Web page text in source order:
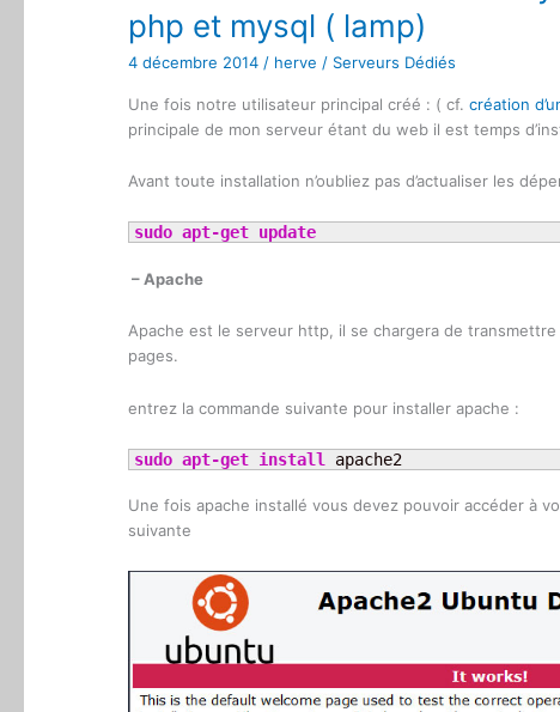
php et mysql ( lamp)
4 décembre 2014 / herve / Serveurs Dédiés
Une fois notre utilisateur principal créé : ( cf. création
principale de mon serveur étant du web il est temps
Avant toute installation n’oubliez pas d’actualiser les
sudo apt-get update
– Apache
Apache est le serveur http, il se chargera de
pages.
entrez la commande suivante pour installer apache :
sudo apt-get install apache2
Une fois apache installé vous devez pouvoir accéder à
suivante